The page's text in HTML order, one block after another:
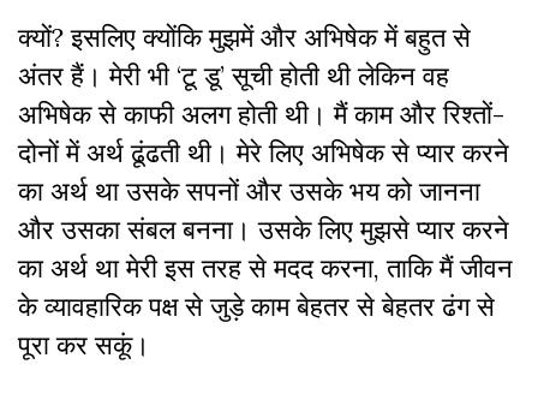
क्यों? इसलिए क्योंकि मुझमें और अभिषेक में बहुत से
अंतर हैं। मेरी भी ‘टू डू’ सूची होती थी लेकिन वह
अभिषेक से काफी अलग होती थी। मैं काम और रिश्तों-
दोनों में अर्थ ढूंढती थी। मेरे लिए अभिषेक से प्यार करने
का अर्थ था उसके सपनों और उसके भय को जानना
और उसका संबल बनना। उसके लिए मुझसे प्यार करने
का अर्थ था मेरी इस तरह से मदद करना, ताकि मैं जीवन
के व्यावहारिक पक्ष से जुड़े काम बेहतर से बेहतर ढंग से
पूरा कर सकूं।